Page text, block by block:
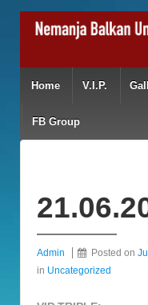
Home V.I.P.
FB Group
Admin Posted on
in Uncategorized